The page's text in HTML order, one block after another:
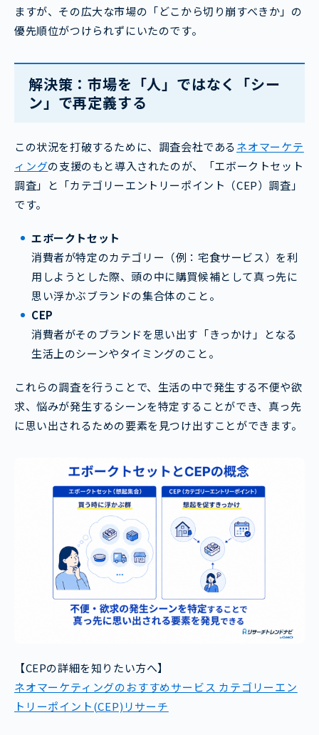
ますが、その広大な市場の「どこから切り崩すべきか」の
優先順位がつけられずにいたのです。
解決策：市場を「人」ではなく「シー
ン」で再定義する
この状況を打破するために、調査会社であるネオマーケテ
ィングの支援のもと導入されたのが、「エボークトセット
調査」と「カテゴリーエントリーポイント（CEP）調査」
です。
エボークトセット
消費者が特定のカテゴリー（例：宅食サービス）を利
用しようとした際、頭の中に購買候補として真っ先に
思い浮かぶブランドの集合体のこと。
CEP
消費者がそのブランドを思い出す「きっかけ」となる
生活上のシーンやタイミングのこと。
これらの調査を行うことで、生活の中で発生する不便や欲
求、悩みが発生するシーンを特定することができ、真っ先
に思い出されるための要素を見つけ出すことができます。
【CEPの詳細を知りたい方へ】
ネオマーケティングのおすすめサービス カテゴリーエン
トリーポイント(CEP)リサーチ